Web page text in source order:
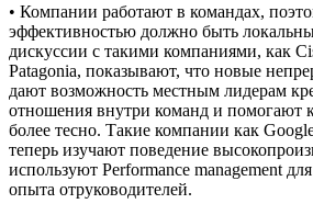
• Компании работают в командах,
эффективностью должно быть
дискуссии с такими компаниями, как
Patagonia, показывают, что новые
дают возможность местным лидерам
отношения внутри команд и помогают
более тесно. Такие компании как
теперь изучают поведение
используют Performance management
опыта отруководителей.